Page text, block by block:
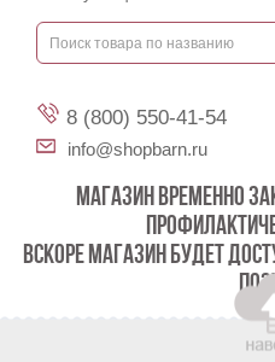
8 (800) 550-41-54
info@shopbarn.ru
МАГАЗИН ВРЕМЕННО
ВСКОРЕ МАГАЗИН БУДЕТ